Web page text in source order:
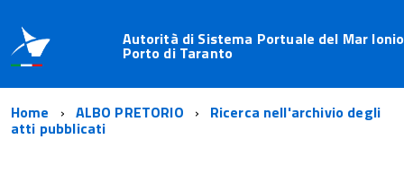
Autorità di Sistema Portuale del Mar
Porto di Taranto
Home ALBO PRETORIO Ricerca nell'archivio degli
atti pubblicati